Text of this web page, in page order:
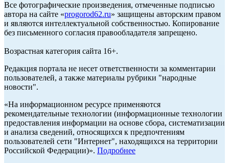
Все фотографические произведения, отмеченные подписью
автора на сайте «progorod62.ru» защищены авторским правом
и являются интеллектуальной собственностью. Копирование
без письменного согласия правообладателя запрещено.
Возрастная категория сайта 16+.
Редакция портала не несет ответственности за комментарии
пользователей, а также материалы рубрики "народные
новости".
«На информационном ресурсе применяются
рекомендательные технологии (информационные технологии
предоставления информации на основе сбора, систематизации
и анализа сведений, относящихся к предпочтениям
пользователей сети "Интернет", находящихся на территории
Российской Федерации)». Подробнее